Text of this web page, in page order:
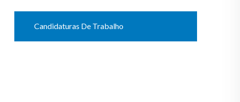
Candidaturas De Trabalho